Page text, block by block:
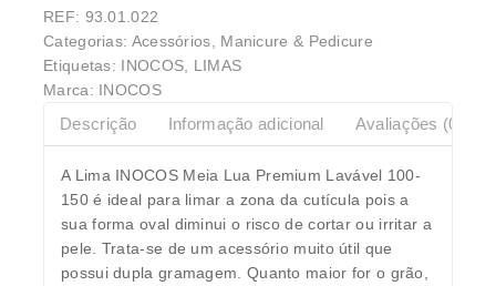
REF: 93.01.022
Categorias: Acessórios
Manicure & Pedicure
Etiquetas: INOCOS
LIMAS
Marca: INOCOS
Descrição Informação adicional Avaliações (0)
A Lima INOCOS Meia Lua Premium Lavável 100-
150 é ideal para limar a zona da cutícula pois a
sua forma oval diminui o risco de cortar ou irritar a
pele. Trata-se de um acessório muito útil que
possui dupla gramagem. Quanto maior for o grão,